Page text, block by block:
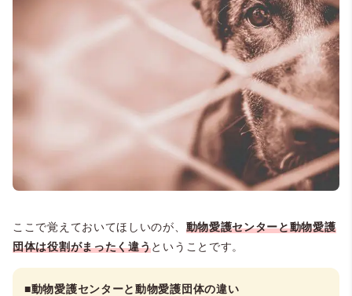
ここで覚えておいてほしいのが、 動物愛護センターと動物愛護
団体は役割がまったく違うということです。
■動物愛護センターと動物愛護団体の違い